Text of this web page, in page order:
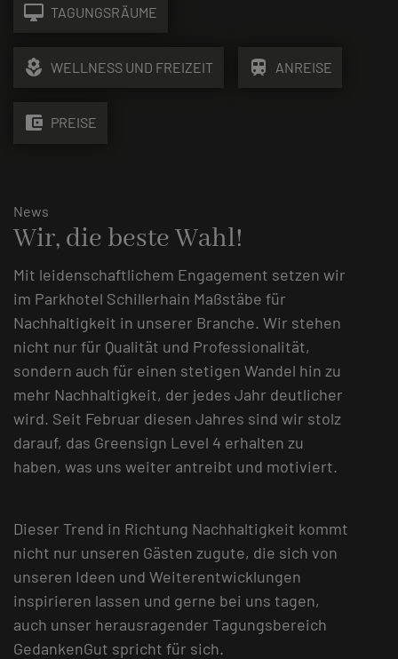
desktop_mac TAGUNGSRÄUME
local_florist WELLNESS UND FREIZEIT train ANREISE
account_balance_wallet PREISE
News
Wir, die beste Wahl!
Mit leidenschaftlichem Engagement setzen wir
im Parkhotel Schillerhain Maßstäbe für
Nachhaltigkeit in unserer Branche. Wir stehen
nicht nur für Qualität und Professionalität,
sondern auch für einen stetigen Wandel hin zu
mehr Nachhaltigkeit, der jedes Jahr deutlicher
wird. Seit Februar diesen Jahres sind wir stolz
darauf, das Greensign Level 4 erhalten zu
haben, was uns weiter antreibt und motiviert.
Dieser Trend in Richtung Nachhaltigkeit kommt
nicht nur unseren Gästen zugute, die sich von
unseren Ideen und Weiterentwicklungen
inspirieren lassen und gerne bei uns tagen,
auch unser herausragender Tagungsbereich
GedankenGut spricht für sich.